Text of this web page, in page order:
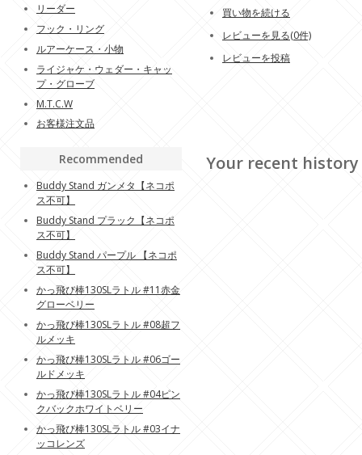
買い物を続ける
レビューを見る(0件)
レビューを投稿
Your recent history
リーダー
フック・リング
ルアーケース・小物
ライジャケ・ウェダー・キャッ
プ・グローブ
M.T.C.W
お客様注文品
Recommended
Buddy Stand ガンメタ【ネコポ
ス不可】
Buddy Stand プラック【ネコポ
ス不可】
Buddy Stand パープル 【ネコポ
ス不可】
かっ飛び棒130SLラトル #11赤金
グローベリー
かっ飛び棒130SLラトル #08超フ
ルメッキ
かっ飛び棒130SLラトル #06ゴー
ルドメッキ
かっ飛び棒130SLラトル #04ピン
クバックホワイトベリー
かっ飛び棒130SLラトル #03イナ
ッコレンズ